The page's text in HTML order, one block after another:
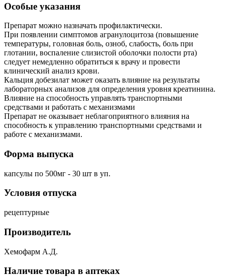
Особые указания
Препарат можно назначать профилактически.
При появлении симптомов агранулоцитоза (повышение
температуры, головная боль, озноб, слабость, боль при
глотании, воспаление слизистой оболочки полости рта)
следует немедленно обратиться к врачу и провести
клинический анализ крови.
Кальция добезилат может оказать влияние на результаты
лабораторных анализов для определения уровня креатинина.
Влияние на способность управлять транспортными
средствами и работать с механизмами
Препарат не оказывает неблагоприятного влияния на
способность к управлению транспортными средствами и
работе с механизмами.
Форма выпуска
капсулы по 500мг - 30 шт в уп.
Условия отпуска
рецептурные
Производитель
Хемофарм А.Д.
Наличие товара в аптеках